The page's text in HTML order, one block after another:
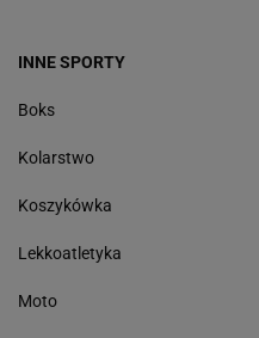
INNE SPORTY
Boks
Kolarstwo
Koszykówka
Lekkoatletyka
Moto